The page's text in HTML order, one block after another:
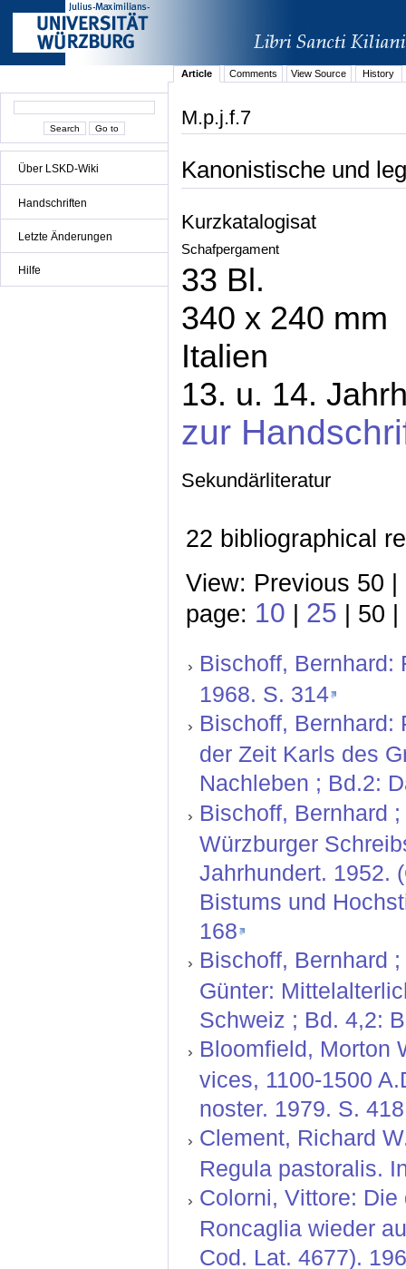
Über LSKD-Wiki
Handschriften
Letzte Änderungen
Hilfe
Article Comments View Source History
M.p.j.f.7
Kanonistische und
Kurzkatalogisat
Schafpergament
33 Bl.
340 x 240 mm
Italien
13. u. 14.
zur
Sekundärliteratur
22 bibliographical
View: Previous 50
page: 10 | 25 | 50 |
Bischoff, Bernhard:
1968. S. 314
Bischoff, Bernhard:
der Zeit Karls des
Nachleben ; Bd.2:
Bischoff, Bernhard
Würzburger
Jahrhundert. 1952.
Bistums und
168
Bischoff, Bernhard
Günter:
Schweiz ; Bd. 4,2:
Bloomfield, Morton
vices, 1100-1500
noster. 1979. S. 418
Clement, Richard
Regula pastoralis.
Colorni, Vittore:
Roncaglia wieder
Cod. Lat. 4677).